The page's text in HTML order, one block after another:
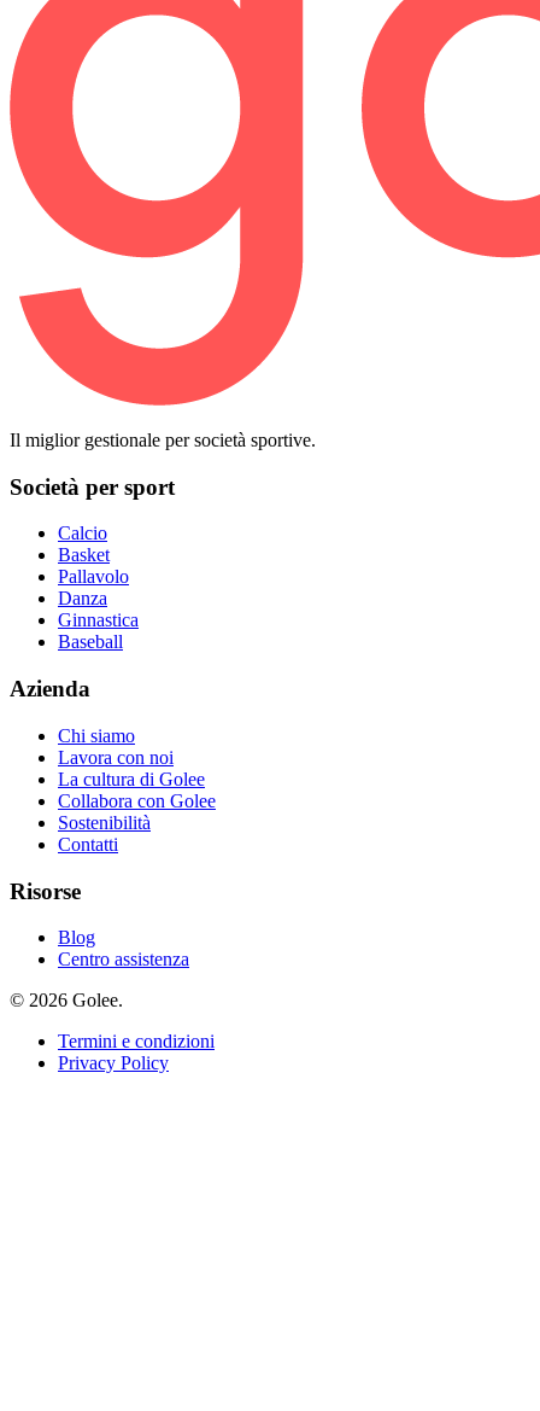
Il miglior gestionale per società sportive.
Società per sport
Calcio
Basket
Pallavolo
Danza
Ginnastica
Baseball
Azienda
Chi siamo
Lavora con noi
La cultura di Golee
Collabora con Golee
Sostenibilità
Contatti
Risorse
Blog
Centro assistenza
© 2026 Golee.
Termini e condizioni
Privacy Policy